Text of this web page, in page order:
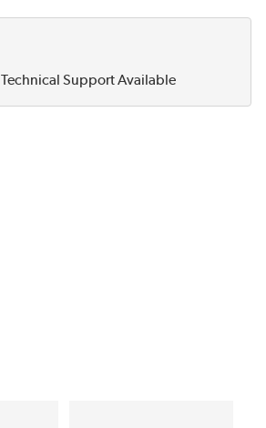
Technical Support Available